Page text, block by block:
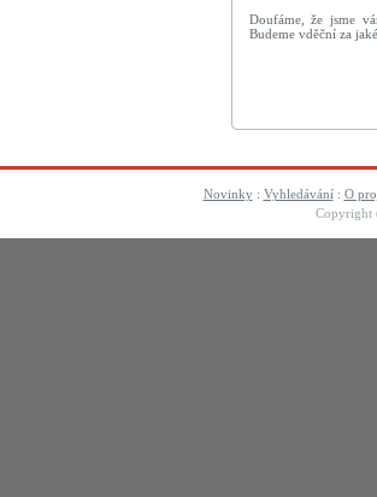
Doufáme, že jsme
Budeme vděční za
Novinky: Vyhledávání: O
Copyright